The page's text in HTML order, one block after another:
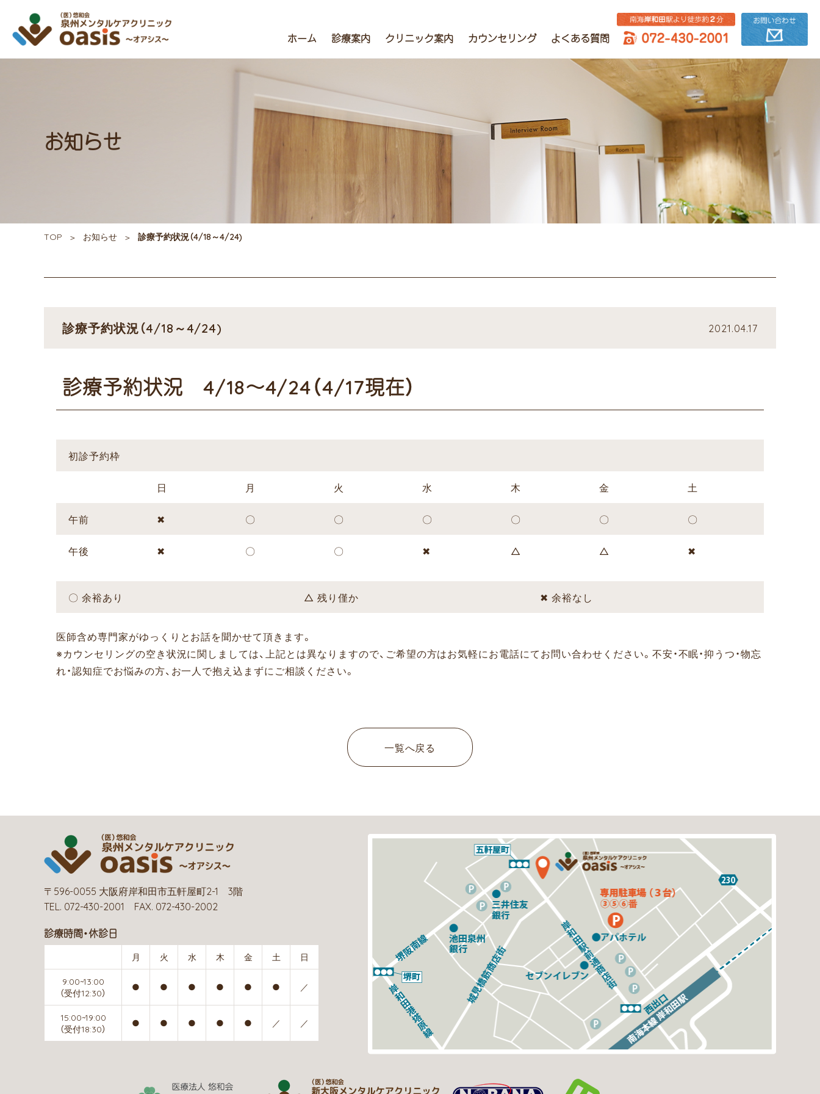
ホーム 診療案内 クリニック案内 カウンセリング よくある質問
お知らせ
TOP お知らせ 診療予約状況（4/18～4/24)
診療予約状況（4/18～4/24) 2021.04.17
診療予約状況 4/18～4/24（4/17現在）
初診予約枠
日 月 火 水 木 金 土
午前 ✖ 〇 〇 〇 〇 〇 〇
午後 ✖ 〇 〇 ✖ △ △ ✖
〇 余裕あり △ 残り僅か ✖ 余裕なし
医師含め専門家がゆっくりとお話を聞かせて頂きます。
※カウンセリングの空き状況に関しましては、上記とは異なりますので、ご希望の方はお気軽にお電話にてお問い合わせください。 不安・不眠・抑うつ・物忘
れ・認知症でお悩みの方、お一人で抱え込まずにご相談ください。
一覧へ戻る
〒596-0055 大阪府岸和田市五軒屋町2-1 3階
TEL. 072-430-2001 FAX. 072-430-2002
診療時間・休診日
月 火 水 木 金 土
日
9:00~13:00
（受付12:30）
● ● ● ● ● ● ／
15:00~19:00
（受付18:30）
● ● ● ● ● ／ ／